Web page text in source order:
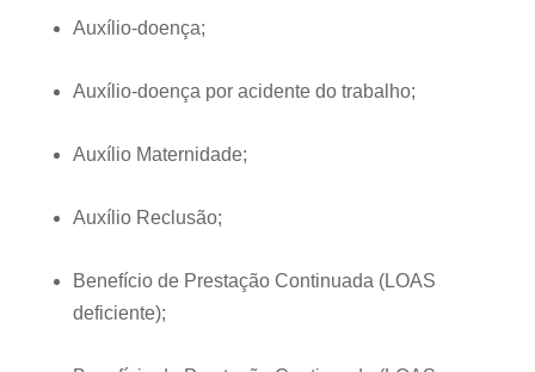
Auxílio-doença;
Auxílio-doença por acidente do trabalho;
Auxílio Maternidade;
Auxílio Reclusão;
Benefício de Prestação Continuada (LOAS
deficiente);